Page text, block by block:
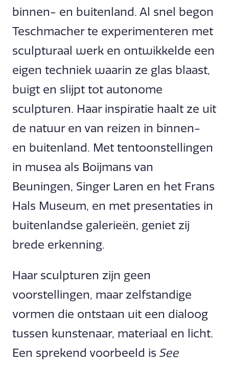
binnen- en buitenland. Al snel begon
Teschmacher te experimenteren met
sculpturaal werk en ontwikkelde een
eigen techniek waarin ze glas blaast,
buigt en slijpt tot autonome
sculpturen. Haar inspiratie haalt ze uit
de natuur en van reizen in binnen-
en buitenland. Met tentoonstellingen
in musea als Boijmans van
Beuningen, Singer Laren en het Frans
Hals Museum, en met presentaties in
buitenlandse galerieën, geniet zij
brede erkenning.
Haar sculpturen zijn geen
voorstellingen, maar zelfstandige
vormen die ontstaan uit een dialoog
tussen kunstenaar, materiaal en licht.
Een sprekend voorbeeld is See